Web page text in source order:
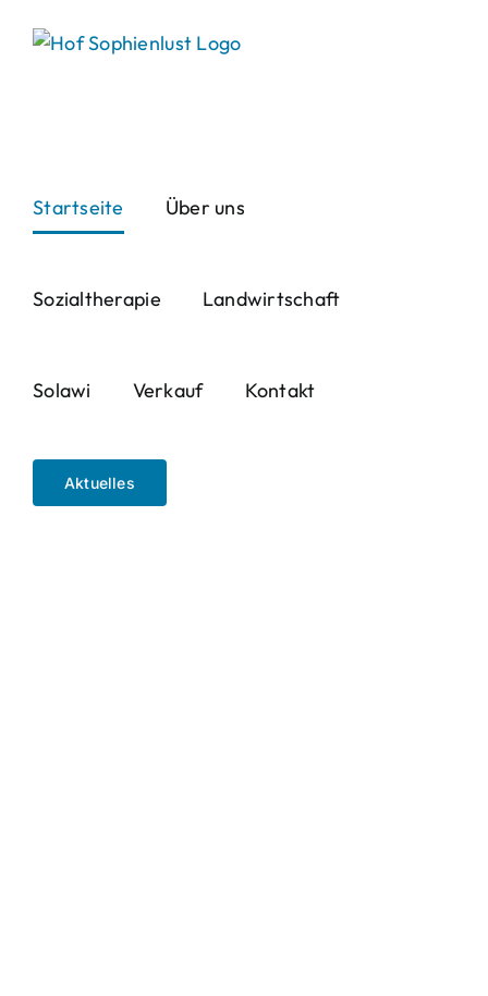
Startseite Über uns
Sozialtherapie Landwirtschaft
Solawi Verkauf Kontakt
Aktuelles